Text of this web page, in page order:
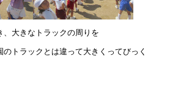
大きなトラックの周りを
トラックとは違って大きくってびっく